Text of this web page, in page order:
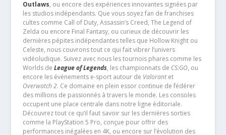
Outlaws, ou encore des expériences innovantes signées par
les studios indépendants. Que vous soyez fan de franchises
cultes comme Call of Duty, Assassin’s Creed, The Legend of
Zelda ou encore Final Fantasy, ou curieux de découvrir les
dernières pépites indépendantes telles que Hollow Knight ou
Celeste, nous couvrons tout ce qui fait vibrer l’univers
vidéoludique. Suivez avec nous les tournois phares comme les
Worlds de League of Legends, les championnats de CS:GO, ou
encore les événements e-sport autour de Valorantet
Overwatch 2. Ce domaine en plein essor continue de fédérer
des millions de passionnés à travers le monde. Les consoles
occupent une place centrale dans notre ligne éditoriale.
Découvrez tout ce qu’il faut savoir sur les dernières sorties
comme la PlayStation 5 Pro, conçue pour offrir des
performances inégalées en 4K, ou encore sur l’évolution des